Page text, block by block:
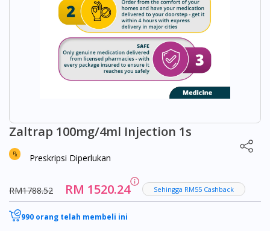
Zaltrap 100mg/4ml Injection 1s
Preskripsi Diperlukan
RM1788.52 RM 1520.24 Sehingga RM55 Cashback
990 orang telah membeli ini